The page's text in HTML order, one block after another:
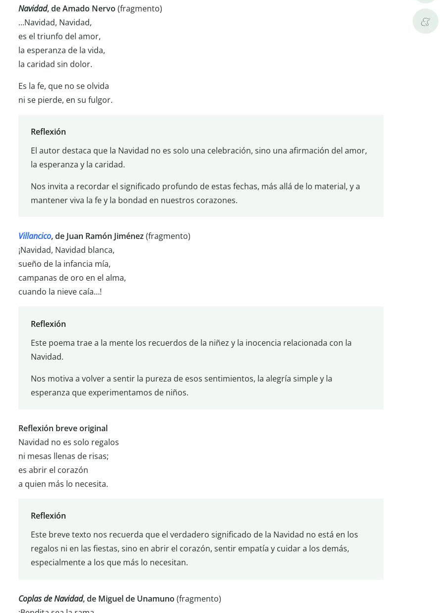
Navidad, de Amado Nervo (fragmento)
…Navidad, Navidad,
es el triunfo del amor,
la esperanza de la vida,
la caridad sin dolor.
Es la fe, que no se olvida
ni se pierde, en su fulgor.
Reflexión
El autor destaca que la Navidad no es solo una celebración, sino una afirmación del amor,
la esperanza y la caridad.
Nos invita a recordar el significado profundo de estas fechas, más allá de lo material, y a
mantener viva la fe y la bondad en nuestros corazones.
Villancico, de Juan Ramón Jiménez(fragmento)
¡Navidad, Navidad blanca,
sueño de la infancia mía,
campanas de oro en el alma,
cuando la nieve caía…!
Reflexión
Este poema trae a la mente los recuerdos de la niñez y la inocencia relacionada con la
Navidad.
Nos motiva a volver a sentir la pureza de esos sentimientos, la alegría simple y la
esperanza que experimentamos de niños.
Reflexión breve original
Navidad no es solo regalos
ni mesas llenas de risas;
es abrir el corazón
a quien más lo necesita.
Reflexión
Este breve texto nos recuerda que el verdadero significado de la Navidad no está en los
regalos ni en las fiestas, sino en abrir el corazón, sentir empatía y cuidar a los demás,
especialmente a los que más lo necesitan.
Coplas de Navidad, de Miguel de Unamuno (fragmento)